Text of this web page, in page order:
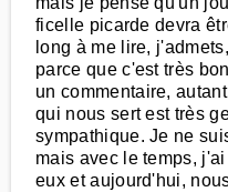
ficelle picarde devra
long à me lire,
parce que c'est très
un commentaire,
qui nous sert est très
sympathique. Je ne
mais avec le temps,
eux et aujourd'hui,